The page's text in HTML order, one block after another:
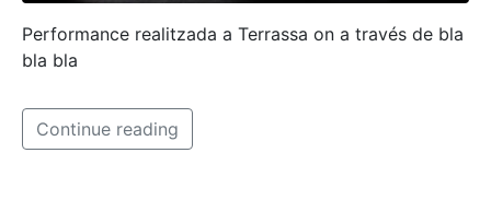
Performance realitzada a Terrassa on a través de bla
bla bla
Continue reading